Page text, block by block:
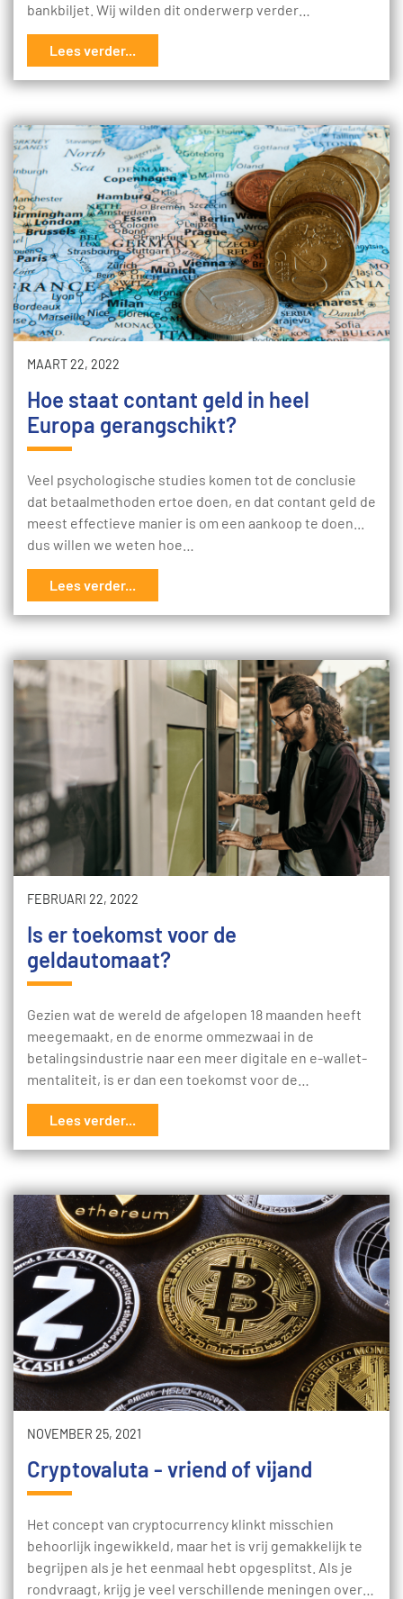
bankbiljet. Wij wilden dit onderwerp verder…
Lees verder...
MAART 22, 2022
Hoe staat contant geld in heel
Europa gerangschikt?
Veel psychologische studies komen tot de conclusie
dat betaalmethoden ertoe doen, en dat contant geld de
meest effectieve manier is om een aankoop te doen...
dus willen we weten hoe…
Lees verder...
FEBRUARI 22, 2022
Is er toekomst voor de
geldautomaat?
Gezien wat de wereld de afgelopen 18 maanden heeft
meegemaakt, en de enorme ommezwaai in de
betalingsindustrie naar een meer digitale en e-wallet-
mentaliteit, is er dan een toekomst voor de…
Lees verder...
NOVEMBER 25, 2021
Cryptovaluta - vriend of vijand
Het concept van cryptocurrency klinkt misschien
behoorlijk ingewikkeld, maar het is vrij gemakkelijk te
begrijpen als je het eenmaal hebt opgesplitst. Als je
rondvraagt, krijg je veel verschillende meningen over…